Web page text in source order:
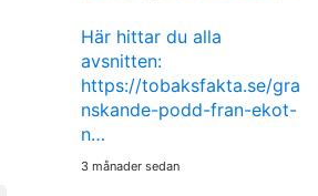
Här hittar du alla
avsnitten:
https://tobaksfakta.se/gra
nskande-podd-fran-ekot-
n…
3 månader sedan